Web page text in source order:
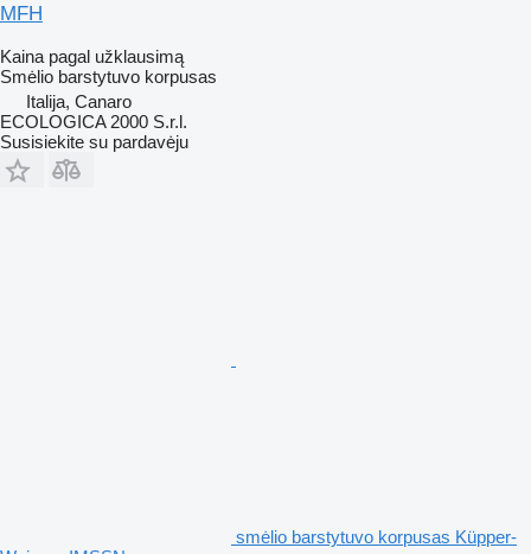
MFH
Kaina pagal užklausimą
Smėlio barstytuvo korpusas
Italija, Canaro
ECOLOGICA 2000 S.r.l.
Susisiekite su pardavėju
smėlio barstytuvo korpusas Küpper-